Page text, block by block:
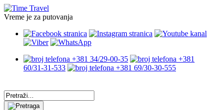
Vreme je za putovanja
+381 34/29-00-35
+381
60/31-31-533
+381 69/30-30-555